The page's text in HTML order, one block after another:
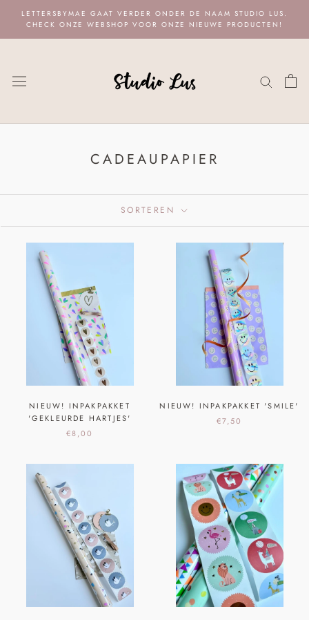
content
LETTERSBYMAE GAAT VERDER ONDER DE NAAM STUDIO LUS.
CHECK ONZE WEBSHOP VOOR ONZE NIEUWE PRODUCTEN!
CADEAUPAPIER
SORTEREN
NIEUW! INPAKPAKKET
'GEKLEURDE HARTJES'
€8,00
NIEUW! INPAKPAKKET 'SMILE'
€7,50